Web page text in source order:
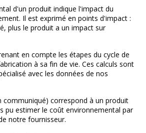
d'un produit indique l'impact du
Il est exprimé en points d'impact :
plus le produit a un impact sur
en compte les étapes du cycle de
à sa fin de vie. Ces calculs sont
avec les données de nos
communiqué) correspond à un produit
pu estimer le coût environnemental par
notre fournisseur.